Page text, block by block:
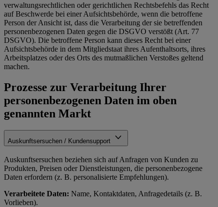
verwaltungsrechtlichen oder gerichtlichen Rechtsbefehls das Recht
auf Beschwerde bei einer Aufsichtsbehörde, wenn die betroffene
Person der Ansicht ist, dass die Verarbeitung der sie betreffenden
personenbezogenen Daten gegen die DSGVO verstößt (Art. 77
DSGVO). Die betroffene Person kann dieses Recht bei einer
Aufsichtsbehörde in dem Mitgliedstaat ihres Aufenthaltsorts, ihres
Arbeitsplatzes oder des Orts des mutmaßlichen Verstoßes geltend
machen.
Prozesse zur Verarbeitung Ihrer
personenbezogenen Daten im oben
genannten Markt
Auskunftsersuchen / Kundensupport
Auskunftsersuchen beziehen sich auf Anfragen von Kunden zu
Produkten, Preisen oder Dienstleistungen, die personenbezogene
Daten erfordern (z. B. personalisierte Empfehlungen).
Verarbeitete Daten: Name, Kontaktdaten, Anfragedetails (z. B.
Vorlieben).